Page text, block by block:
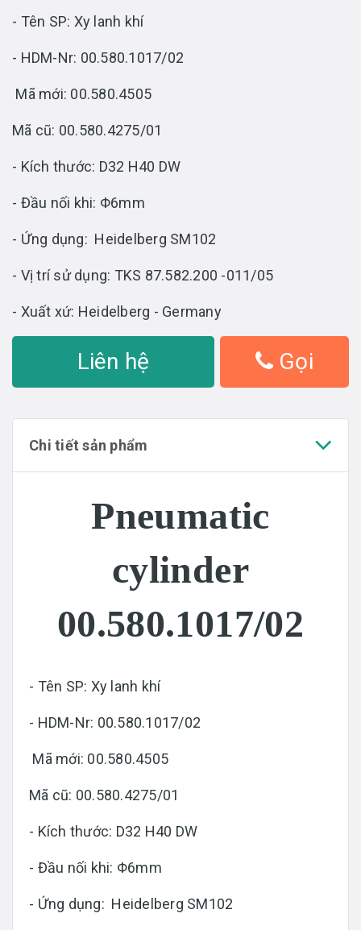
- Tên SP: Xy lanh khí
- HDM-Nr: 00.580.1017/02
Mã mới: 00.580.4505
Mã cũ: 00.580.4275/01
- Kích thước: D32 H40 DW
- Đầu nối khi: Φ6mm
- Ứng dụng: Heidelberg SM102
- Vị trí sử dụng: TKS 87.582.200 -011/05
- Xuất xứ: Heidelberg - Germany
Liên hệ Gọi
Chi tiết sản phẩm
Pneumatic
cylinder
00.580.1017/02
- Tên SP: Xy lanh khí
- HDM-Nr: 00.580.1017/02
Mã mới: 00.580.4505
Mã cũ: 00.580.4275/01
- Kích thước: D32 H40 DW
- Đầu nối khi: Φ6mm
- Ứng dụng: Heidelberg SM102